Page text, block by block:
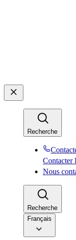
Recherche​​
Contacter
Nous
Recherche​​
Français